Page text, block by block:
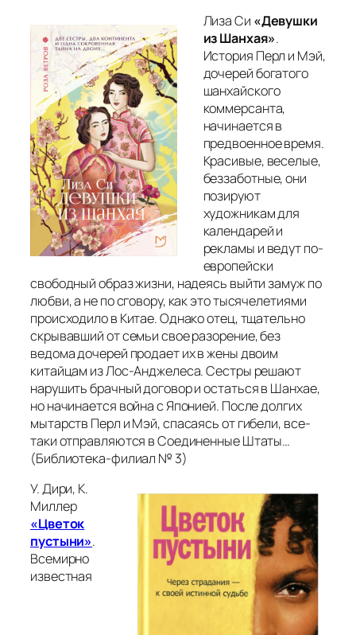
Лиза Си «Девушки
из Шанхая».
История Перл и Мэй,
дочерей богатого
шанхайского
коммерсанта,
начинается в
предвоенное время.
Красивые, веселые,
беззаботные, они
позируют
художникам для
календарей и
рекламы и ведут по-
европейски
свободный образ жизни, надеясь выйти замуж по
любви, а не по сговору, как это тысячелетиями
происходило в Китае. Однако отец, тщательно
скрывавший от семьи свое разорение, без
ведома дочерей продает их в жены двоим
китайцам из Лос-Анджелеса. Сестры решают
нарушить брачный договор и остаться в Шанхае,
но начинается война с Японией. После долгих
мытарств Перл и Мэй, спасаясь от гибели, все-
таки отправляются в Соединенные Штаты…
(Библиотека-филиал № 3)
У. Дири, К.
Миллер
«Цветок
пустыни».
Всемирно
известная